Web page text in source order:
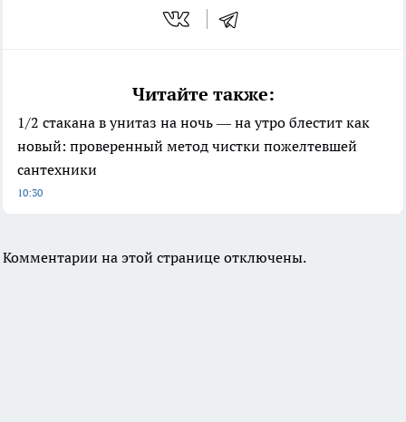
Читайте также:
1/2 стакана в унитаз на ночь — на утро блестит как
новый: проверенный метод чистки пожелтевшей
сантехники
10:30
Комментарии на этой странице отключены.